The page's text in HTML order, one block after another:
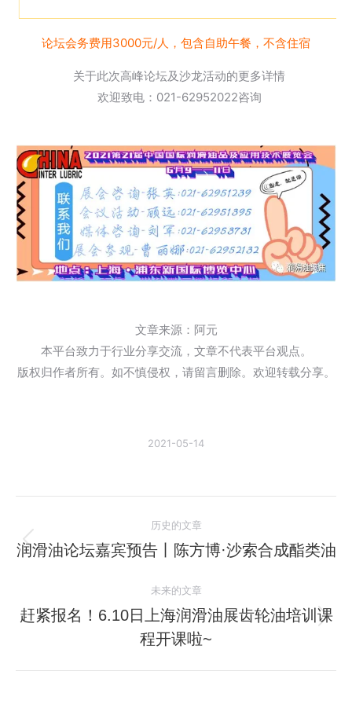
论坛会务费用3000元/人，包含自助午餐，不含住宿
关于此次高峰论坛及沙龙活动的更多详情
欢迎致电：021-62952022咨询
文章来源：阿元
本平台致力于行业分享交流，文章不代表平台观点。
版权归作者所有。如不慎侵权，请留言删除。欢迎转载分享。
2021-05-14
章
航
历史的文章
历
的
文
章：
润滑油论坛嘉宾预告丨陈方博·沙索合成酯类油
未来的文章
未
来
的
赶紧报名！6.10日上海润滑油展齿轮油培训课
程开课啦~